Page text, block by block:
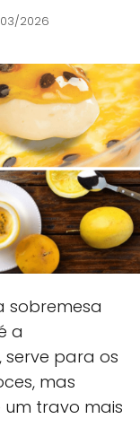
2026
sobremesa
a
para os
mas
travo mais